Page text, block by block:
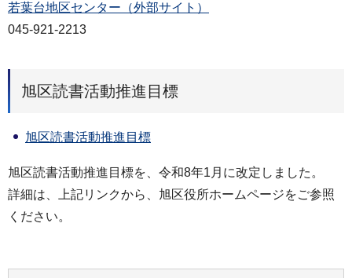
若葉台地区センター（外部サイト）
045-921-2213
旭区読書活動推進目標
旭区読書活動推進目標
旭区読書活動推進目標を、令和8年1月に改定しました。
詳細は、上記リンクから、旭区役所ホームページをご参照
ください。